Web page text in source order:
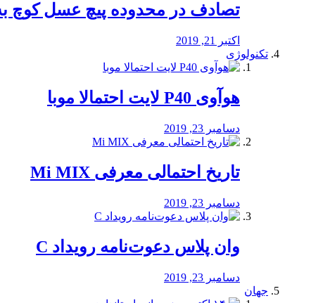
تصادف در محدوده پیچ عسل کوچ
اکتبر 21, 2019
تکنولوژی
هوآوی P40 لایت احتمالا موبا
دسامبر 23, 2019
تاریخ احتمالی معرفی Mi MIX
دسامبر 23, 2019
وان پلاس دعوت‌نامه رویداد C
دسامبر 23, 2019
جهان